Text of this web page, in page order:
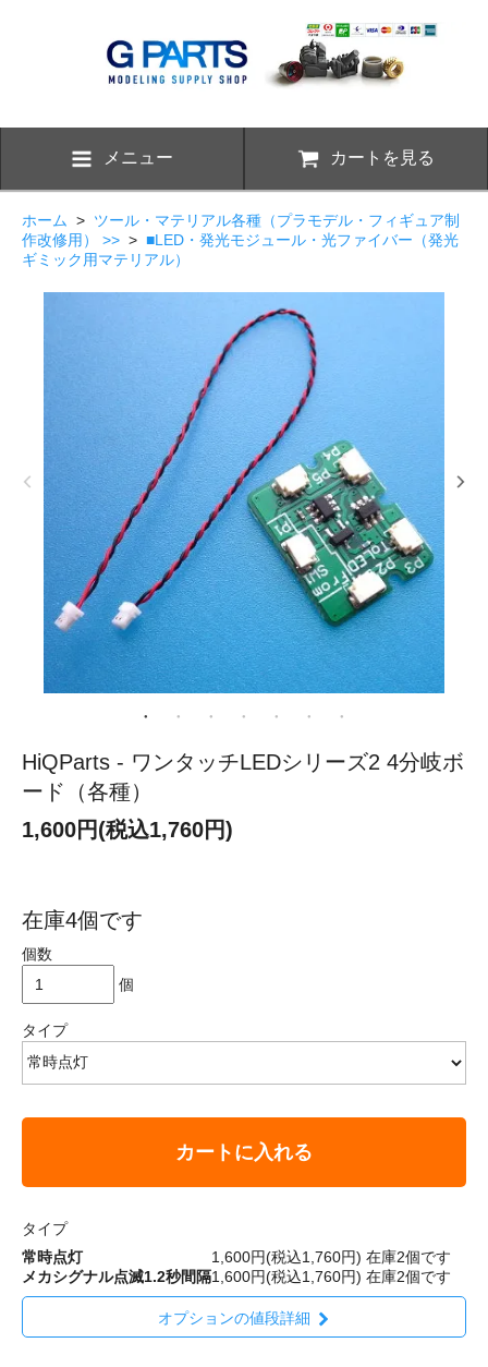
メニュー カートを見る
ホーム > ツール・マテリアル各種（プラモデル・フィギュア制
作改修用） >> > ■LED・発光モジュール・光ファイバー（発光
ギミック用マテリアル）
HiQParts - ワンタッチLEDシリーズ2 4分岐ボ
ード（各種）
1,600円(税込1,760円)
在庫4個です
個数
個
タイプ
カートに入れる
タイプ
常時点灯
1,600円(税込1,760円) 在庫2個です
メカシグナル点滅1.2秒間隔1,600円(税込1,760円) 在庫2個です
オプションの値段詳細